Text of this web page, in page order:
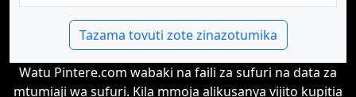
Tazama tovuti zote zinazotumika
Watu Pintere.com wabaki na faili za sufuri na data za
mtumiaji wa sufuri. Kila mmoja alikusanya vijito kupitia